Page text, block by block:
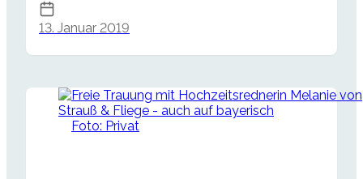
13. Januar 2019
Foto: Privat